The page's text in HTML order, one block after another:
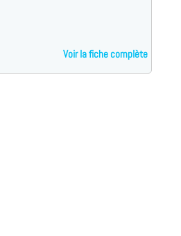
Voir la fiche complète